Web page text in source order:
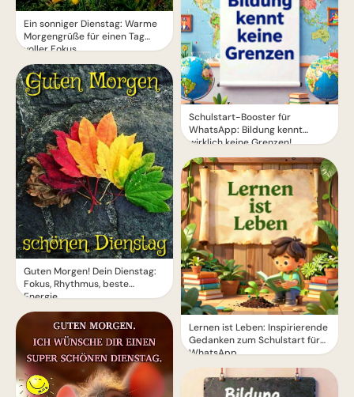
Ein sonniger Dienstag: Warme
Morgengrüße für einen Tag
voller Fokus
Guten Morgen! Dein Dienstag:
Fokus, Rhythmus, beste
Energie.
Schulstart-Booster für
WhatsApp: Bildung kennt
wirklich keine Grenzen!
Lernen ist Leben: Inspirierende
Gedanken zum Schulstart für
WhatsApp.